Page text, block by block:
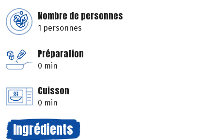
Nombre de personnes
1 personnes
Préparation
0 min
Cuisson
0 min
Ingrédients